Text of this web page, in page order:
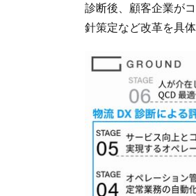
診断後、顧客企業が
針策定など改革を具